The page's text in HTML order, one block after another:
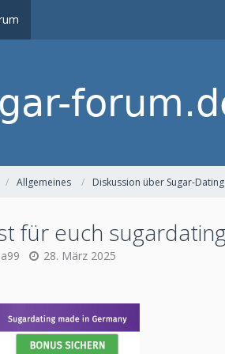
Allgemeines Diskussion über Sugar-Dating
für euch
28. März 2025